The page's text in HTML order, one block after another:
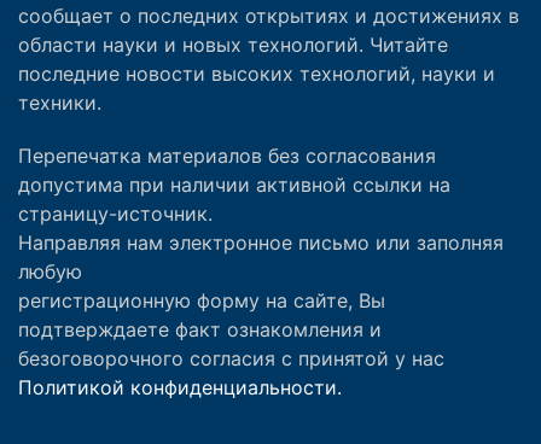
сообщает о последних открытиях и достижениях в
области науки и новых технологий. Читайте
последние новости высоких технологий, науки и
техники.
Перепечатка материалов без согласования
допустима при наличии активной ссылки на
страницу-источник.
Направляя нам электронное письмо или заполняя
любую
регистрационную форму на сайте, Вы
подтверждаете факт ознакомления и
безоговорочного согласия с принятой у нас
Политикой конфиденциальности.